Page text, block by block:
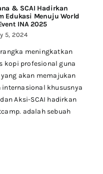
& SCAI Hadirkan
Edukasi Menuju World
INA 2025
5, 2024
rangka meningkatkan
kopi profesional guna
akan memajukan
khususnya
Aksi-SCAI hadirkan
adalah sebuah